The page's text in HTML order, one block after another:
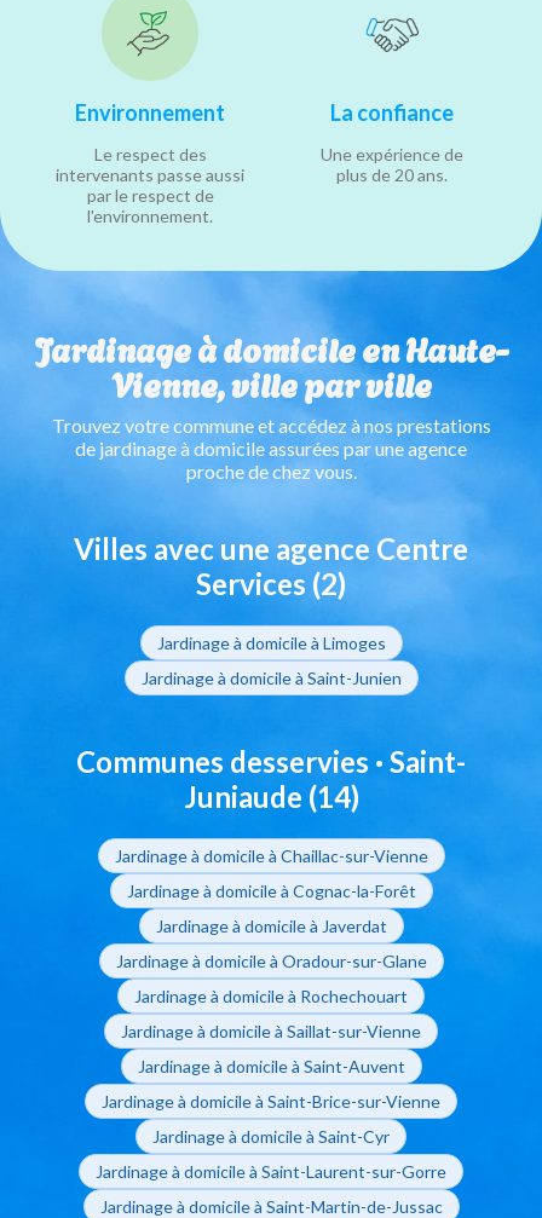
Environnement
Le respect des
intervenants passe aussi
par le respect de
l'environnement.
La confiance
Une expérience de
plus de 20 ans.
Jardinage à domicile en Haute-
Vienne, ville par ville
Trouvez votre commune et accédez à nos prestations
de jardinage à domicile assurées par une agence
proche de chez vous.
Villes avec une agence Centre
Services (2)
Jardinage à domicile à Limoges
Jardinage à domicile à Saint-Junien
Communes desservies · Saint-
Juniaude (14)
Jardinage à domicile à Chaillac-sur-Vienne
Jardinage à domicile à Cognac-la-Forêt
Jardinage à domicile à Javerdat
Jardinage à domicile à Oradour-sur-Glane
Jardinage à domicile à Rochechouart
Jardinage à domicile à Saillat-sur-Vienne
Jardinage à domicile à Saint-Auvent
Jardinage à domicile à Saint-Brice-sur-Vienne
Jardinage à domicile à Saint-Cyr
Jardinage à domicile à Saint-Laurent-sur-Gorre
Jardinage à domicile à Saint-Martin-de-Jussac